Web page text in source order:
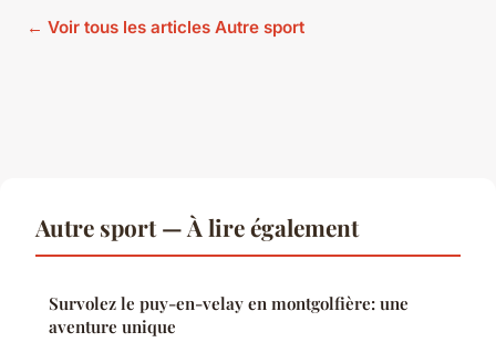
← Voir tous les articles Autre sport
Autre sport — À lire également
Survolez le puy-en-velay en montgolfière: une
aventure unique